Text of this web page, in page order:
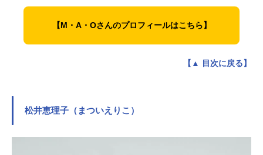
【M・A・Oさんのプロフィールはこちら】
【▲ 目次に戻る】
松井恵理子（まついえりこ）